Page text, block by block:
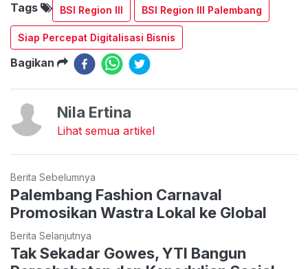
Tags
BSI Region III BSI Region III Palembang
Siap Percepat Digitalisasi Bisnis
Bagikan
Nila Ertina
Lihat semua artikel
Berita Sebelumnya
Palembang Fashion Carnaval
Promosikan Wastra Lokal ke Global
Berita Selanjutnya
Tak Sekadar Gowes, YTI Bangun